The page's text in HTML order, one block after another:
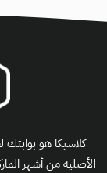
كلاسيكا هو
الأصلية من أشهر